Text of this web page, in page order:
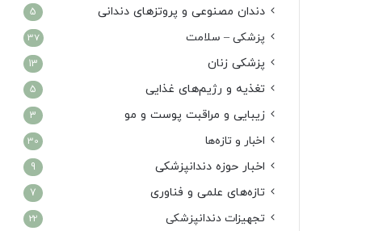
دندان مصنوعی و پروتزهای دندانی 5
پزشکی – سلامت 37
پزشکی زنان 13
تغذیه و رژیم‌های غذایی 5
زیبایی و مراقبت پوست و مو 3
اخبار و تازه‌ها 30
اخبار حوزه دندانپزشکی 9
تازه‌های علمی و فناوری 7
تجهیزات دندانپزشکی 22